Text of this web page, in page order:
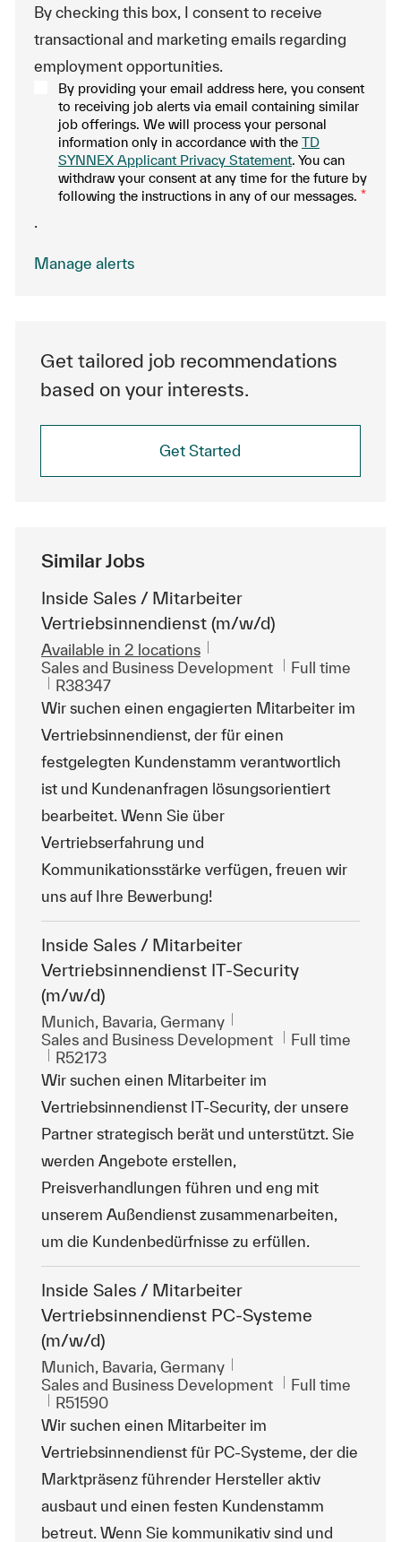
By checking this box, I consent to receive
transactional and marketing emails regarding
employment opportunities.
By providing your email address here, you consent
to receiving job alerts via email containing similar
job offerings. We will process your personal
information only in accordance with the TD
SYNNEX Applicant Privacy Statement. You can
withdraw your consent at any time for the future by
following the instructions in any of our messages. *
Manage alerts
Get tailored job recommendations
based on your interests.
Get Started
Similar Jobs
Inside Sales / Mitarbeiter
Vertriebsinnendienst (m/w/d)
Available in 2 locations
Category
Sales and Business Development Job Type
Full time
ReqId
R38347
Wir suchen einen engagierten Mitarbeiter im
Vertriebsinnendienst, der für einen
festgelegten Kundenstamm verantwortlich
ist und Kundenanfragen lösungsorientiert
bearbeitet. Wenn Sie über
Vertriebserfahrung und
Kommunikationsstärke verfügen, freuen wir
uns auf Ihre Bewerbung!
Inside Sales / Mitarbeiter
Vertriebsinnendienst IT-Security
(m/w/d)
Location
Munich, Bavaria, Germany
Category
Sales and Business Development Job Type
Full time
ReqId
R52173
Wir suchen einen Mitarbeiter im
Vertriebsinnendienst IT-Security, der unsere
Partner strategisch berät und unterstützt. Sie
werden Angebote erstellen,
Preisverhandlungen führen und eng mit
unserem Außendienst zusammenarbeiten,
um die Kundenbedürfnisse zu erfüllen.
Inside Sales / Mitarbeiter
Vertriebsinnendienst PC-Systeme
(m/w/d)
Location
Munich, Bavaria, Germany
Category
Sales and Business Development Job Type
Full time
ReqId
R51590
Wir suchen einen Mitarbeiter im
Vertriebsinnendienst für PC-Systeme, der die
Marktpräsenz führender Hersteller aktiv
ausbaut und einen festen Kundenstamm
betreut. Wenn Sie kommunikativ sind und